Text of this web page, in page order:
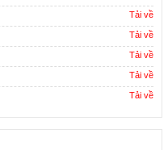
Tải về
Tải về
Tải về
Tải về
Tải về